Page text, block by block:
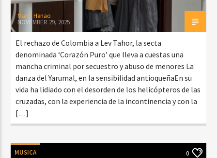
Maria Henao
NOVEMBER 29, 2025
El rechazo de Colombia a Lev Tahor, la secta
denominada ‘Corazón Puro’ que lleva a cuestas una
mancha criminal por secuestro y abuso de menores La
danza del Yarumal, en la sensibilidad antioqueñaEn su
vida ha lidiado con el desorden de los helicópteros de las
cruzadas, con la experiencia de la incontinencia y con la
[…]
MUSICA 0